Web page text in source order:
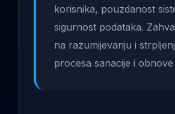
korisnika, pouzdanost
sigurnost podataka.
na razumijevanju i
procesa sanacije i obnove